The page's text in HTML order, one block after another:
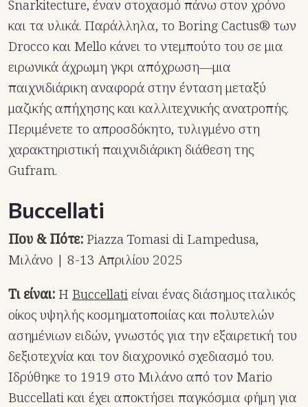
Snarkitecture, έναν στοχασμό πάνω στον χρόνο
και τα υλικά. Παράλληλα, το Boring Cactus® των
Drocco και Mello κάνει το ντεμπούτο του σε μια
ειρωνικά άχρωμη γκρι απόχρωση—μια
παιχνιδιάρικη αναφορά στην ένταση μεταξύ
μαζικής απήχησης και καλλιτεχνικής ανατροπής.
Περιμένετε το απροσδόκητο, τυλιγμένο στη
χαρακτηριστική παιχνιδιάρικη διάθεση της
Gufram.
Buccellati
Που & Πότε: Piazza Tomasi di Lampedusa,
Μιλάνο | 8-13 Απριλίου 2025
Τι είναι: Η Buccellatiείναι ένας διάσημος ιταλικός
οίκος υψηλής κοσμηματοποιίας και πολυτελών
ασημένιων ειδών, γνωστός για την εξαιρετική του
δεξιοτεχνία και τον διαχρονικό σχεδιασμό του.
Ιδρύθηκε το 1919 στο Μιλάνο από τον Mario
Buccellati και έχει αποκτήσει παγκόσμια φήμη για